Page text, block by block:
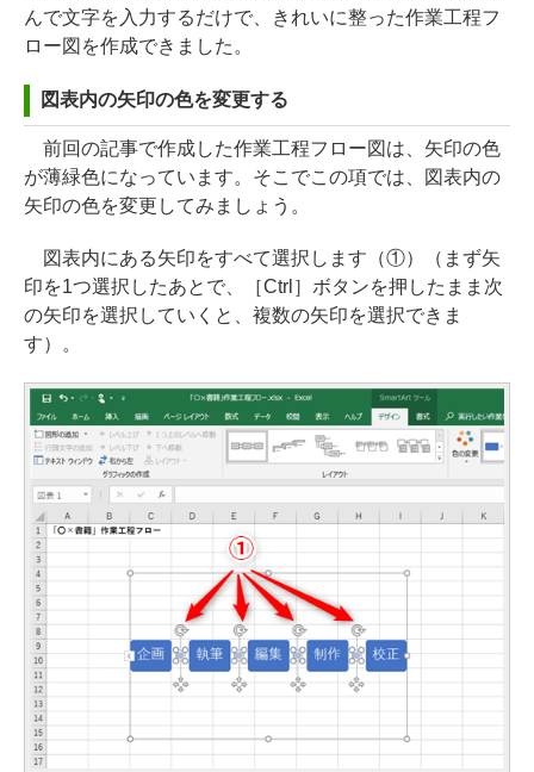
んで文字を入力するだけで、きれいに整った作業工程フ
ロー図を作成できました。
図表内の矢印の色を変更する
前回の記事で作成した作業工程フロー図は、矢印の色
が薄緑色になっています。そこでこの項では、図表内の
矢印の色を変更してみましょう。
図表内にある矢印をすべて選択します（①）（まず矢
印を1つ選択したあとで、［Ctrl］ボタンを押したまま次
の矢印を選択していくと、複数の矢印を選択できま
す）。